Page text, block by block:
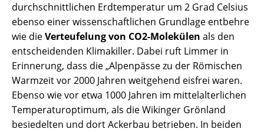
durchschnittlichen Erdtemperatur um 2 Grad Celsius
ebenso einer wissenschaftlichen Grundlage entbehre
wie dieVerteufelung von CO2-Molekülen als den
entscheidenden Klimakiller. Dabei ruft Limmer in
Erinnerung, dass die „Alpenpässe zu der Römischen
Warmzeit vor 2000 Jahren weitgehend eisfrei waren.
Ebenso wie vor etwa 1000 Jahren im mittelalterlichen
Temperaturoptimum, als die Wikinger Grönland
besiedelten und dort Ackerbau betrieben. In beiden